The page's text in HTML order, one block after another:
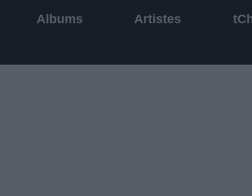
Albums Artistes